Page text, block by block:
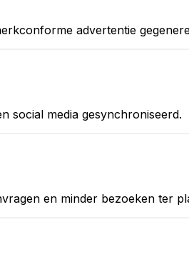
advertentie
social media gesynchroniseerd.
en minder bezoeken ter